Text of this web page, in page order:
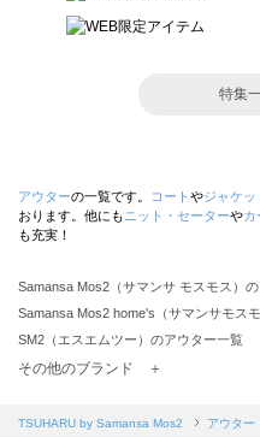
特集
アウターの一覧です。 コート やジャケッ
おります。他にも ニット・セーターやカ
も充実！
Samansa Mos2（サマンサ モスモス）
Samansa Mos2 home's（サマンサモス
SM2（エスエムツー）のアウター一覧
TSUHARU by Samansa Mos2（ツハル
Samansa Mos2 blue（サマンサモスモス
その他のブランド ＋
TSUHARU by Samansa Mos2 アウター